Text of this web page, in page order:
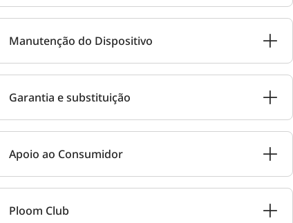
Manutenção do Dispositivo
Garantia e substituição
Apoio ao Consumidor
Ploom Club